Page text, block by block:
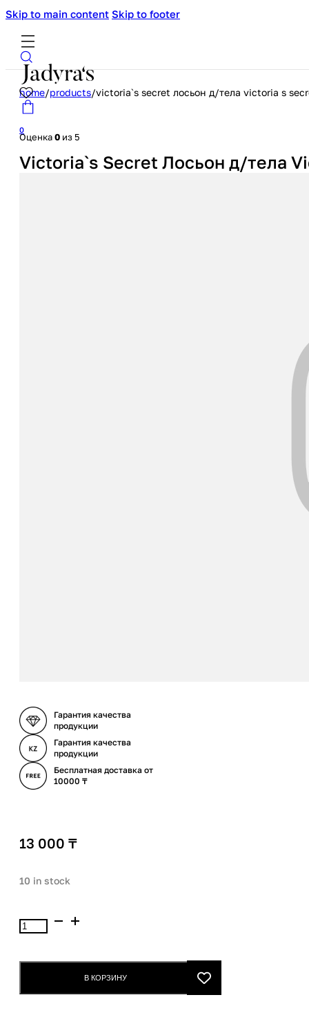
Skip to main content Skip to footer
0
home/products/victoria`s secret лосьон д/тела victoria s
Оценка0 из 5
Victoria`s Secret Лосьон д/тела
Гарантия качества
продукции
Гарантия качества
продукции
Бесплатная доставка от
10000 ₸
13 000 ₸
10 in stock
Victoria`s
Secret
В КОРЗИНУ